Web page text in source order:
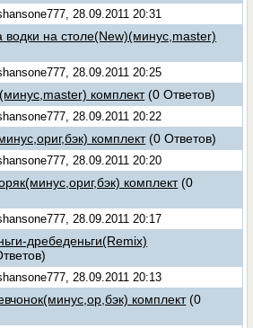
28.09.2011 20:31
на столе(New)(минус,master)
28.09.2011 20:25
комплект (0 Ответов)
28.09.2011 20:22
комплект (0 Ответов)
28.09.2011 20:20
комплект (0
28.09.2011 20:17
дребеденьги(Remix)
28.09.2011 20:13
комплект (0